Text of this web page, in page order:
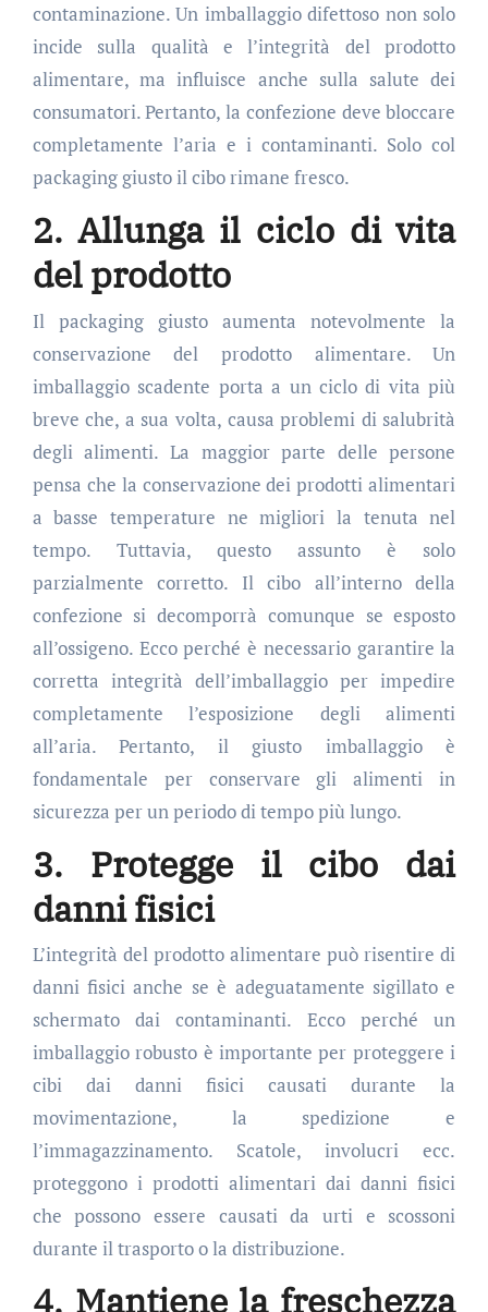
contaminazione. Un imballaggio difettoso non solo
incide sulla qualità e l’integrità del prodotto
alimentare, ma influisce anche sulla salute dei
consumatori. Pertanto, la confezione deve bloccare
completamente l’aria e i contaminanti. Solo col
packaging giusto il cibo rimane fresco.
2. Allunga il ciclo di vita
del prodotto
Il packaging giusto aumenta notevolmente la
conservazione del prodotto alimentare. Un
imballaggio scadente porta a un ciclo di vita più
breve che, a sua volta, causa problemi di salubrità
degli alimenti. La maggior parte delle persone
pensa che la conservazione dei prodotti alimentari
a basse temperature ne migliori la tenuta nel
tempo. Tuttavia, questo assunto è solo
parzialmente corretto. Il cibo all’interno della
confezione si decomporrà comunque se esposto
all’ossigeno. Ecco perché è necessario garantire la
corretta integrità dell’imballaggio per impedire
completamente l’esposizione degli alimenti
all’aria. Pertanto, il giusto imballaggio è
fondamentale per conservare gli alimenti in
sicurezza per un periodo di tempo più lungo.
3. Protegge il cibo dai
danni fisici
L’integrità del prodotto alimentare può risentire di
danni fisici anche se è adeguatamente sigillato e
schermato dai contaminanti. Ecco perché un
imballaggio robusto è importante per proteggere i
cibi dai danni fisici causati durante la
movimentazione, la spedizione e
l’immagazzinamento. Scatole, involucri ecc.
proteggono i prodotti alimentari dai danni fisici
che possono essere causati da urti e scossoni
durante il trasporto o la distribuzione.
4. Mantiene la freschezza